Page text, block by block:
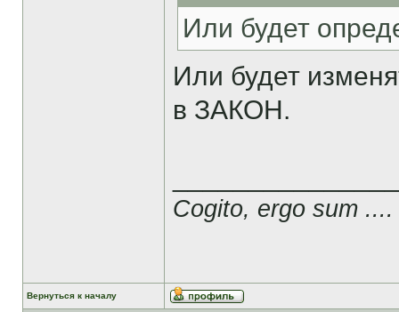
Или будет
Или будет
в ЗАКОН.
Cogito, ergo sum ....
Вернуться к началу